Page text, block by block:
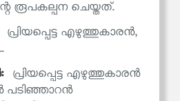
രൂപകല്പന ചെയ്തത്.
പ്രിയപ്പെട്ട എഴുത്തുകാരൻ,
പ്രിയപ്പെട്ട എഴുത്തുകാരൻ